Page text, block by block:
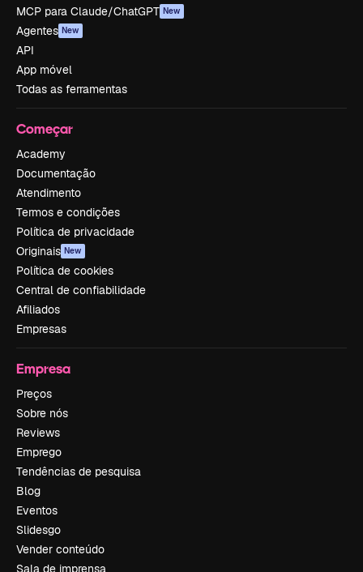
MCP para Claude/ChatGPT New
Agentes New
API
App móvel
Todas as ferramentas
Começar
Academy
Documentação
Atendimento
Termos e condições
Política de privacidade
Originais New
Política de cookies
Central de confiabilidade
Afiliados
Empresas
Empresa
Preços
Sobre nós
Reviews
Emprego
Tendências de pesquisa
Blog
Eventos
Slidesgo
Vender conteúdo
Sala de imprensa